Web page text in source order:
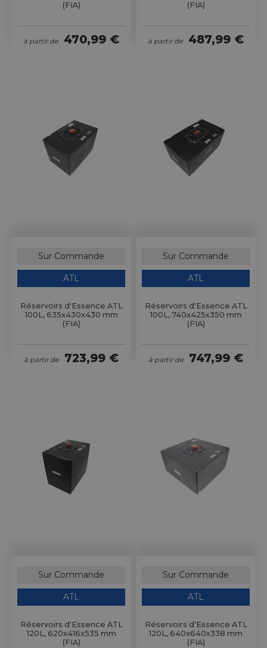
(FIA)
à partir de 470,99 €
(FIA)
à partir de 487,99 €
Sur Commande
ATL
Réservoirs d'Essence ATL
100L, 635x430x430 mm
(FIA)
à partir de 723,99 €
Sur Commande
ATL
Réservoirs d'Essence ATL
100L, 740x425x350 mm
(FIA)
à partir de 747,99 €
Sur Commande
ATL
Réservoirs d'Essence ATL
120L, 620x416x535 mm
(FIA)
Sur Commande
ATL
Réservoirs d'Essence ATL
120L, 640x640x338 mm
(FIA)